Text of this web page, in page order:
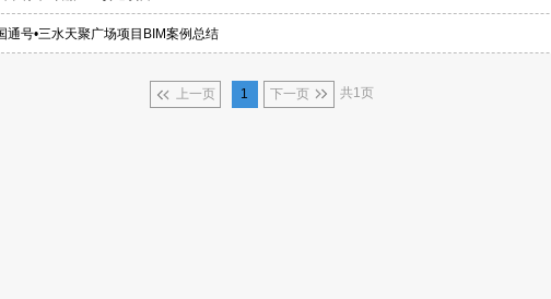
通号•三水天聚广场项目BIM案例总结
上一页 1 下一页 共1页